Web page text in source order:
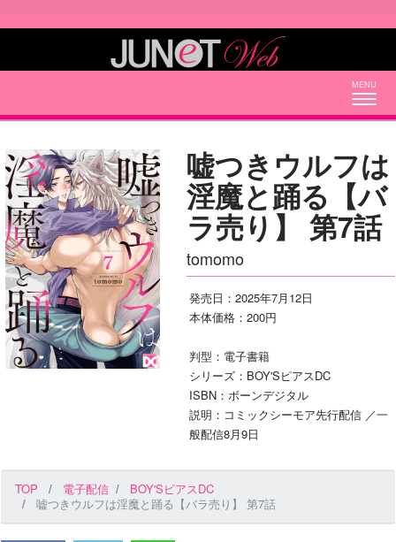
嘘つきウルフは
淫魔と踊る【バ
ラ売り】 第7話
tomomo
発売日：2025年7月12日
本体価格：200円
判型：電子書籍
シリーズ：BOY'SピアスDC
ISBN：ボーンデジタル
説明：コミックシーモア先行配信 ／一
般配信8月9日
TOP 電子配信
BOY'SピアスDC
嘘つきウルフは淫魔と踊る【バラ売り】 第7話